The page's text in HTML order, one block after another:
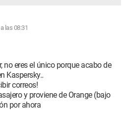
las 08:31
no eres el único porque acabo de
Kaspersky..
correos!
y proviene de Orange (bajo
por ahora